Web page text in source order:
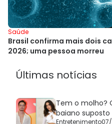
Saúde
Brasil confirma mais dois
2026; uma pessoa morreu
Últimas notícias
Tem o molho?
baiano
Entretenimento